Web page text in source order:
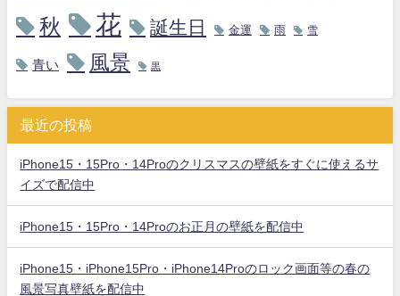
秋 花 誕生日 金運 雨 雪
青い 風景 黒
最近の投稿
iPhone15・15Pro・14Proのクリスマスの壁紙をすぐに使えるサ
イズで配信中
iPhone15・15Pro・14Proのお正月の壁紙を配信中
iPhone15・iPhone15Pro・iPhone14Proのロック画面等の春の
風景写真壁紙を配信中